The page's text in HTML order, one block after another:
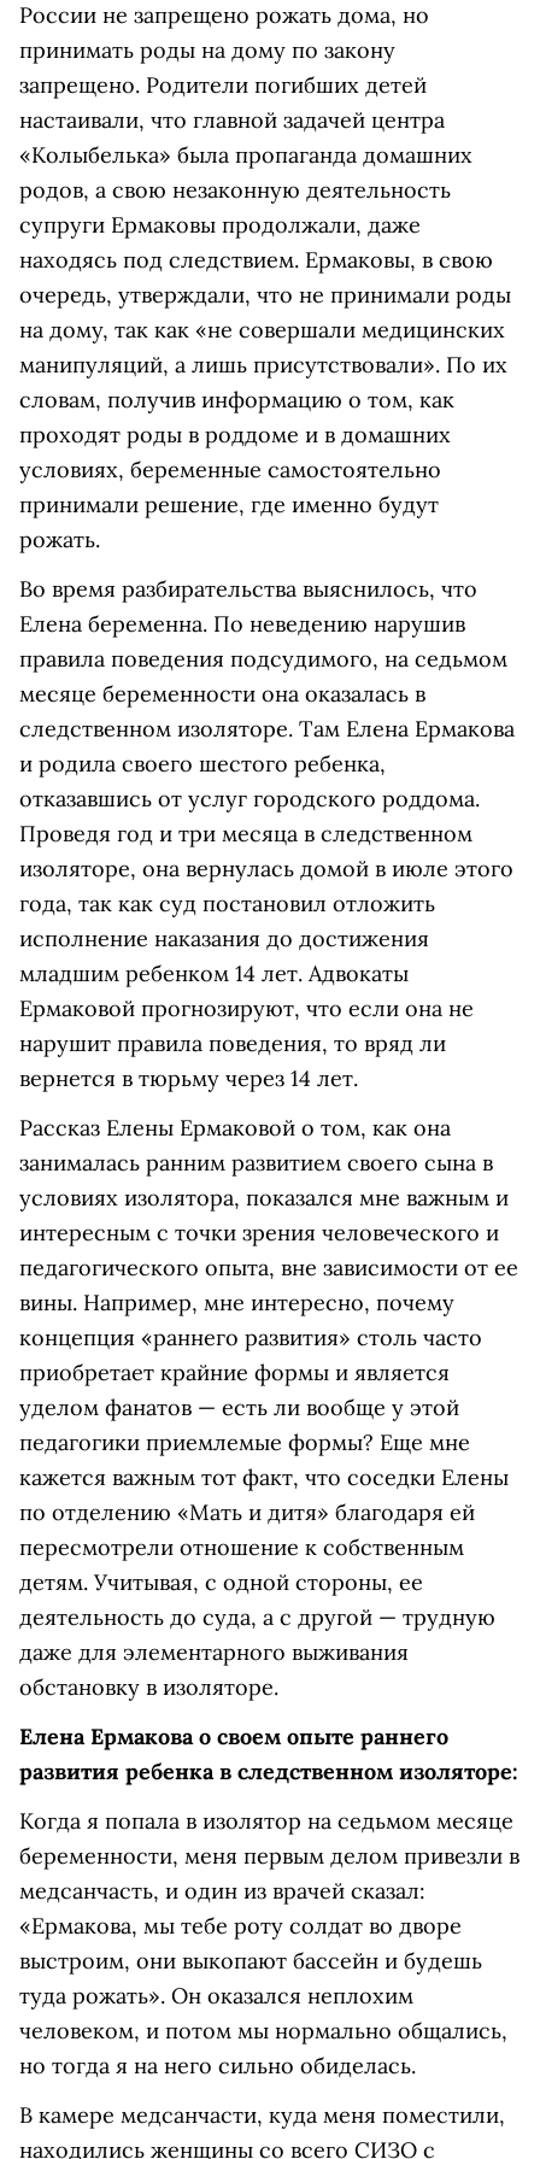
России не запрещено рожать дома, но
принимать роды на дому по закону
запрещено. Родители погибших детей
настаивали, что главной задачей центра
«Колыбелька» была пропаганда домашних
родов, а свою незаконную деятельность
супруги Ермаковы продолжали, даже
находясь под следствием. Ермаковы, в свою
очередь, утверждали, что не принимали роды
на дому, так как «не совершали медицинских
манипуляций, а лишь присутствовали». По их
словам, получив информацию о том, как
проходят роды в роддоме и в домашних
условиях, беременные самостоятельно
принимали решение, где именно будут
рожать.
Во время разбирательства выяснилось, что
Елена беременна. По неведению нарушив
правила поведения подсудимого, на седьмом
месяце беременности она оказалась в
следственном изоляторе. Там Елена Ермакова
и родила своего шестого ребенка,
отказавшись от услуг городского роддома.
Проведя год и три месяца в следственном
изоляторе, она вернулась домой в июле этого
года, так как суд постановил отложить
исполнение наказания до достижения
младшим ребенком 14 лет. Адвокаты
Ермаковой прогнозируют, что если она не
нарушит правила поведения, то вряд ли
вернется в тюрьму через 14 лет.
Рассказ Елены Ермаковой о том, как она
занималась ранним развитием своего сына в
условиях изолятора, показался мне важным и
интересным с точки зрения человеческого и
педагогического опыта, вне зависимости от ее
вины. Например, мне интересно, почему
концепция «раннего развития» столь часто
приобретает крайние формы и является
уделом фанатов — есть ли вообще у этой
педагогики приемлемые формы? Еще мне
кажется важным тот факт, что соседки Елены
по отделению «Мать и дитя» благодаря ей
пересмотрели отношение к собственным
детям. Учитывая, с одной стороны, ее
деятельность до суда, а с другой — трудную
даже для элементарного выживания
обстановку в изоляторе.
Елена Ермакова о своем опыте раннего
развития ребенка в следственном изоляторе:
Когда я попала в изолятор на седьмом месяце
беременности, меня первым делом привезли в
медсанчасть, и один из врачей сказал:
«Ермакова, мы тебе роту солдат во дворе
выстроим, они выкопают бассейн и будешь
туда рожать». Он оказался неплохим
человеком, и потом мы нормально общались,
но тогда я на него сильно обиделась.
В камере медсанчасти, куда меня поместили,
находились женщины со всего СИЗО с